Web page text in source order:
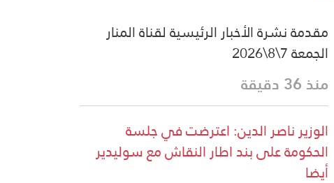
مقدمة نشرة الأخبار الرئيسية لقناة المنار
الجمعة 7\8\2026
منذ 36 دقيقة
الوزير ناصر الدين: اعترضت في جلسة
الحكومة على بند اطار النقاش مع سوليدير
أيضا